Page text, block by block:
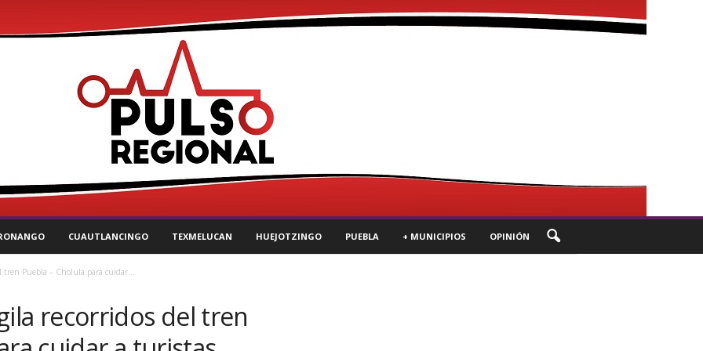
CUAUTLANCINGO TEXMELUCAN HUEJOTZINGO PUEBLA + MUNICIPIOS OPINIÓN
tren Puebla – Cholula para cuidar...
recorridos del tren